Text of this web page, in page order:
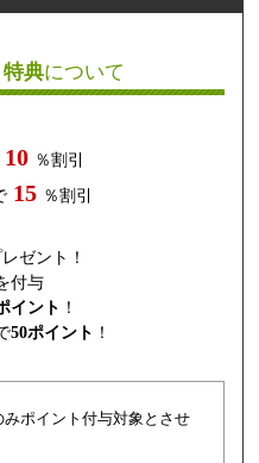
典について
10 ％割引
15 ％割引
ゼント！
付与
イント ！
50ポイント ！
みポイント付与対象とさせ